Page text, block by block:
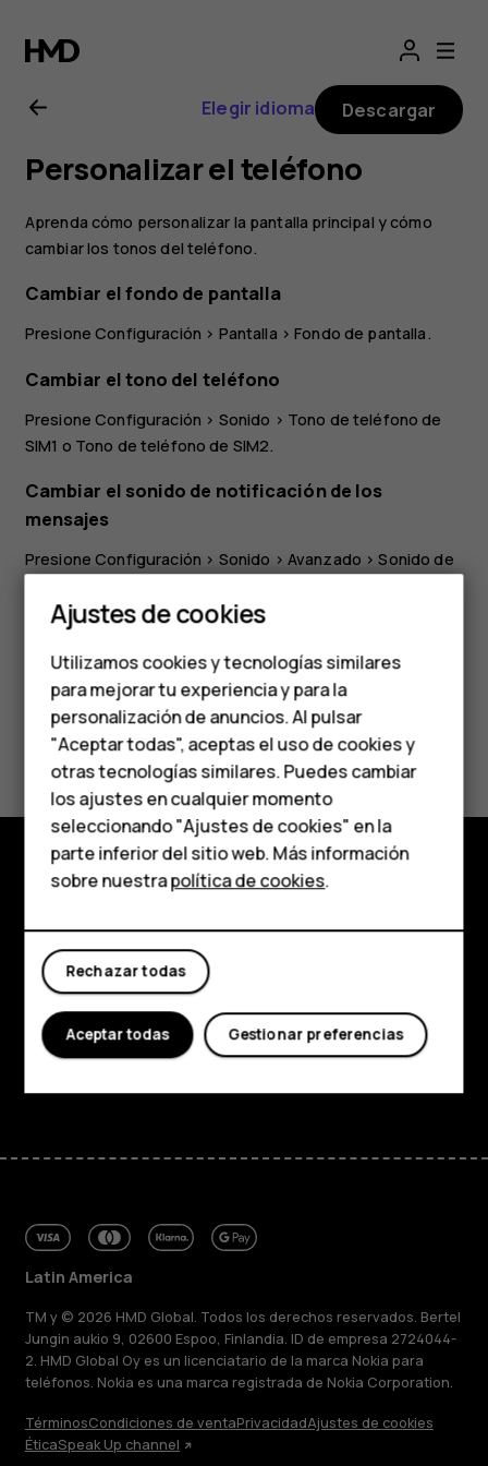
Manual
del
usuario
de
Nokia
4.2
Smartphones
Teléfonos de gama
media
Teléfonos para
personas mayores
HMD Terra M
Comprar
Mi cuenta
Elegir idioma Descargar
Personalizar el teléfono
Aprenda cómo personalizar la pantalla principal y cómo
cambiar los tonos del teléfono.
Cambiar el fondo de pantalla
PresioneConfiguración > Pantalla >Fondo de pantalla.
Cambiar el tono del teléfono
PresioneConfiguración > Sonido > Tono de teléfono de
SIM1 o Tono de teléfono de SIM2.
Cambiar el sonido de notificación de los
mensajes
PresioneConfiguración > Sonido > Avanzado >Sonido de
¿Te ha parecido útil?
Sí No
Comprar
Acerca de
Planet and people
Soporte
Latin America
TM y © 2026 HMD Global. Todos los derechos reservados. Bertel
Jungin aukio 9, 02600 Espoo, Finlandia. ID de empresa 2724044-
2. HMD Global Oy es un licenciatario de la marca Nokia para
teléfonos. Nokia es una marca registrada de Nokia Corporation.
TérminosCondiciones de ventaPrivacidadAjustes de cookies
ÉticaSpeak Up channel
Ajustes de cookies
Utilizamos cookies y tecnologías similares
para mejorar tu experiencia y para la
personalización de anuncios. Al pulsar
"Aceptar todas", aceptas el uso de cookies y
otras tecnologías similares. Puedes cambiar
los ajustes en cualquier momento
seleccionando "Ajustes de cookies" en la
parte inferior del sitio web. Más información
sobre nuestrapolítica de cookies.
Rechazar todas
Gestionar preferencias
Aceptar todas